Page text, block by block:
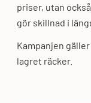
priser, utan
gör skillnad i
Kampanjen
lagret räcker.